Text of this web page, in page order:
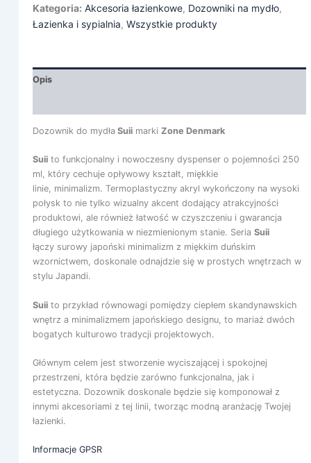
Kategoria: Akcesoria łazienkowe, Dozowniki na mydło,
Łazienka i sypialnia, Wszystkie produkty
Opis
Dozownik do mydłaSuiimarki Zone Denmark
Suiito funkcjonalny i nowoczesny dyspenser o pojemności 250
ml, który cechuje opływowy kształt, miękkie
linie, minimalizm. Termoplastyczny akryl wykończony na wysoki
połysk to nie tylko wizualny akcent dodający atrakcyjności
produktowi, ale również łatwość w czyszczeniu i gwarancja
długiego użytkowania w niezmienionym stanie. Seria Suii
łączy surowy japoński minimalizm z miękkim duńskim
wzornictwem, doskonale odnajdzie się w prostych wnętrzach w
stylu Japandi.
Suiito przykład równowagi pomiędzy ciepłem skandynawskich
wnętrz a minimalizmem japońskiego designu, to mariaż dwóch
bogatych kulturowo tradycji projektowych.
Głównym celem jest stworzenie wyciszającej i spokojnej
przestrzeni, która będzie zarówno funkcjonalna, jak i
estetyczna. Dozownik doskonale będzie się komponował z
innymi akcesoriami z tej linii, tworząc modną aranżację Twojej
łazienki.
Informacje GPSR